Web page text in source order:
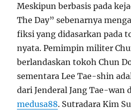
Meskipun berbasis pada
The Day” sebenarnya
fiksi yang didasarkan pada
nyata. Pemimpin militer
berlandaskan tokoh Chun
sementara Lee Tae-shin
dari Jenderal Jang Tae-wan
medusa88. Sutradara Kim